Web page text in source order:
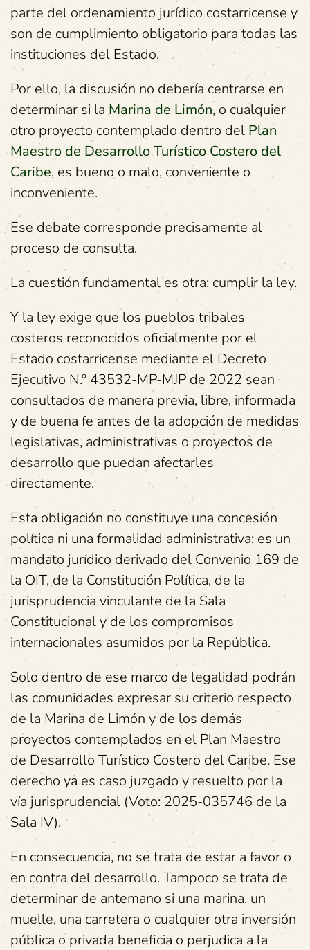
parte del ordenamiento jurídico costarricense y
son de cumplimiento obligatorio para todas las
instituciones del Estado.
Por ello, la discusión no debería centrarse en
determinar si laMarina de Limón, o cualquier
otro proyecto contemplado dentro del Plan
Maestro de Desarrollo Turístico Costero del
Caribe, es bueno o malo, conveniente o
inconveniente.
Ese debate corresponde precisamente al
proceso de consulta.
La cuestión fundamental es otra: cumplir la ley.
Y la ley exige que los pueblos tribales
costeros reconocidos oficialmente por el
Estado costarricense mediante el Decreto
Ejecutivo N.º 43532-MP-MJP de 2022 sean
consultados de manera previa, libre, informada
y de buena fe antes de la adopción de medidas
legislativas, administrativas o proyectos de
desarrollo que puedan afectarles
directamente.
Esta obligación no constituye una concesión
política ni una formalidad administrativa: es un
mandato jurídico derivado del Convenio 169 de
la OIT, de la Constitución Política, de la
jurisprudencia vinculante de la Sala
Constitucional y de los compromisos
internacionales asumidos por la República.
Solo dentro de ese marco de legalidad podrán
las comunidades expresar su criterio respecto
de la Marina de Limón y de los demás
proyectos contemplados en el Plan Maestro
de Desarrollo Turístico Costero del Caribe. Ese
derecho ya es caso juzgado y resuelto por la
vía jurisprudencial (Voto: 2025-035746 de la
Sala IV).
En consecuencia, no se trata de estar a favor o
en contra del desarrollo. Tampoco se trata de
determinar de antemano si una marina, un
muelle, una carretera o cualquier otra inversión
pública o privada beneficia o perjudica a la